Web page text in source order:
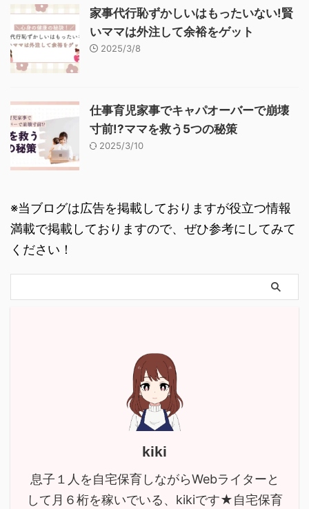
家事代行恥ずかしいはもったいない!賢
いママは外注して余裕をゲット
2025/3/8
仕事育児家事でキャパオーバーで崩壊
寸前!?ママを救う5つの秘策
2025/3/10
※当ブログは広告を掲載しておりますが役立つ情報
満載で掲載しておりますので、ぜひ参考にしてみて
ください！
kiki
息子１人を自宅保育しながらWebライターと
して月６桁を稼いでいる、kikiです★自宅保育